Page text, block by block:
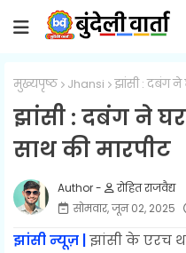
मुख्यपृष्ठ Jhansi झांसी : दबंग
झांसी : दबंग ने
साथ की मारपीट
रोहित राजवैद्य
सोमवार, जून 02, 2025
झांसी न्यूज़ | झांसी के एरच